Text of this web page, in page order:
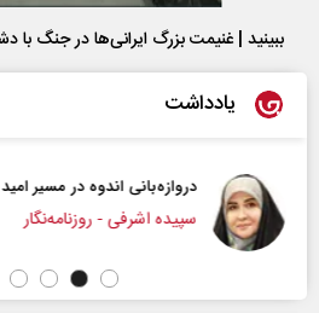
ببینید | غنیمت بزرگ ایرانی‌ها در جنگ با
یادداشت
دروازه‌بانی اندوه در مسیر امید
سپیده اشرفی - روزنامه‌نگار